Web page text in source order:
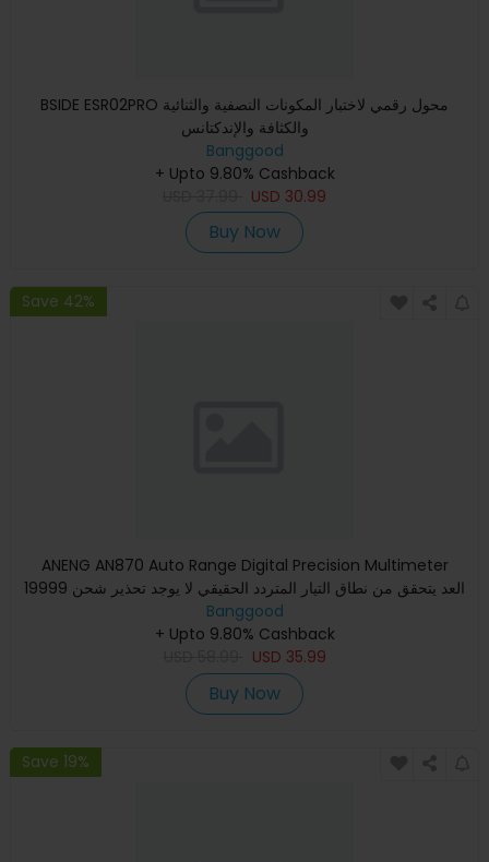
BSIDE ESR02PRO محول رقمي لاختبار المكونات النصفية والثنائية
والكثافة والإندكتانس
Banggood
+ Upto 9.80% Cashback
USD 30.99
Buy Now
Save 42%
ANENG AN870 Auto Range Digital Precision Multimeter
19999 العد يتحقق من نطاق التيار المتردد الحقيقي لا يوجد تحذير شحن
NC
Banggood
+ Upto 9.80% Cashback
USD 35.99
Buy Now
Save 19%